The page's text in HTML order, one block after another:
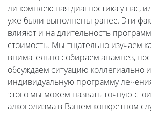
ли комплексная диагностика у нас,
уже были выполнены ранее. Эти
влияют и на длительность
стоимость. Мы тщательно изучаем
внимательно собираем анамнез,
обсуждаем ситуацию коллегиально
индивидуальную программу
этого мы можем назвать точную
алкоголизма в Вашем конкретном